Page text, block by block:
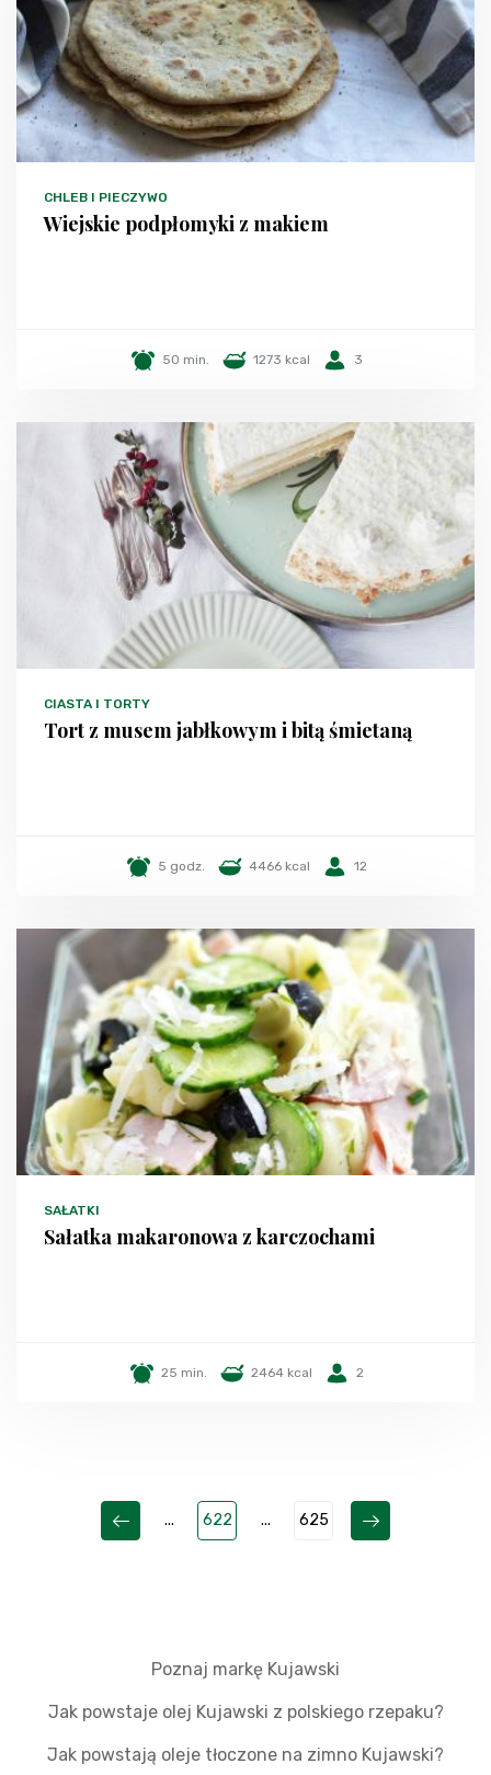
CHLEB I PIECZYWO
Wiejskie podpłomyki z makiem
50 min. 1273 kcal 3
CIASTA I TORTY
Tort z musem jabłkowym i bitą śmietaną
5 godz. 4466 kcal 12
SAŁATKI
Sałatka makaronowa z karczochami
25 min. 2464 kcal 2
... 622 ... 625
Poznaj markę Kujawski
Jak powstaje olej Kujawski z polskiego rzepaku?
Jak powstają oleje tłoczone na zimno Kujawski?